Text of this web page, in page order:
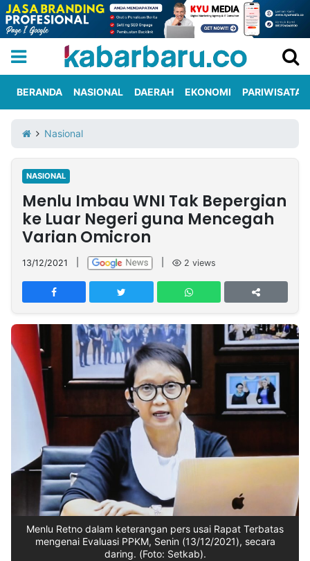
Iklan
Berita
Kami
Nasional
International
Olahraga
Entertainment
Daerah
Pariwisata
Kuliner
Kolom
Network
PT
TREETAN
INDONESIA
Partner
Insight
Suara
Rakyat
Idealita
Dinamikapost.com
Seedbacklink
Kabarbaru
BERANDA NASIONAL DAERAH EKONOMI PARIWISATA
Nasional
NASIONAL
Menlu Imbau WNI Tak Bepergian
ke Luar Negeri guna Mencegah
Varian Omicron
13/12/2021 2 views
Menlu Retno dalam keterangan pers usai Rapat Terbatas
mengenai Evaluasi PPKM, Senin (13/12/2021), secara
daring. (Foto: Setkab).